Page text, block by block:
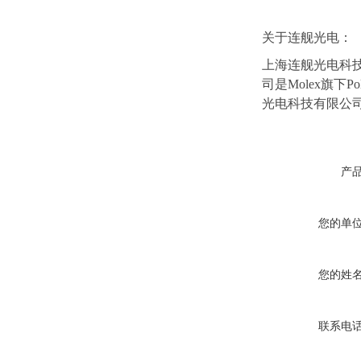
关于连舰光电：
上海连舰光电
司是Molex旗下
光电科技有限公
产
您的单
您的姓
联系电